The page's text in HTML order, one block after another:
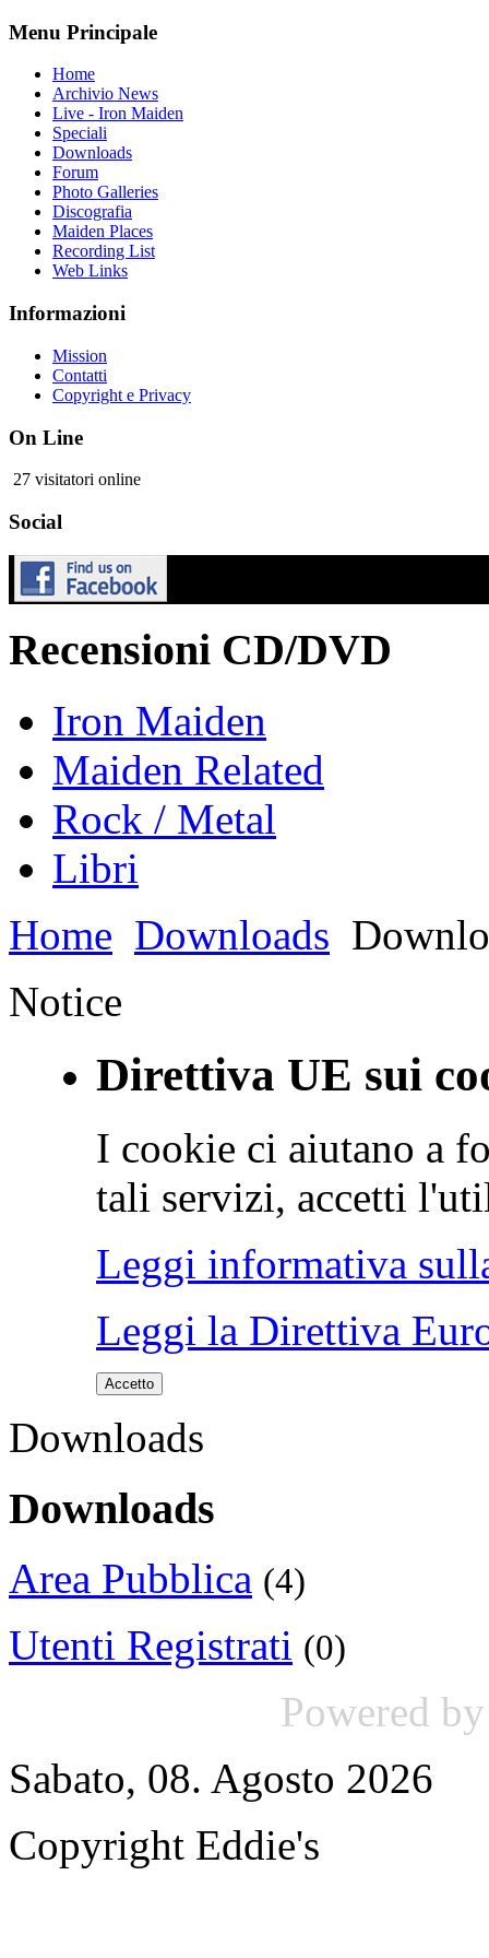
Menu Principale
Home
Archivio News
Live - Iron Maiden
Speciali
Downloads
Forum
Photo Galleries
Discografia
Maiden Places
Recording List
Web Links
Informazioni
Mission
Contatti
Copyright e Privacy
On Line
27 visitatori online
Social
Recensioni CD/DVD
Iron Maiden
Maiden Related
Rock / Metal
Libri
Home Downloads
Notice
Direttiva UE sui
I cookie ci aiutano a
tali servizi, accetti
Leggi informativa
Leggi la Direttiva
Accetto
Downloads
Downloads
Area Pubblica (4)
Utenti Registrati (0)
Powered
Sabato, 08. Agosto 2026
Copyright Eddie's